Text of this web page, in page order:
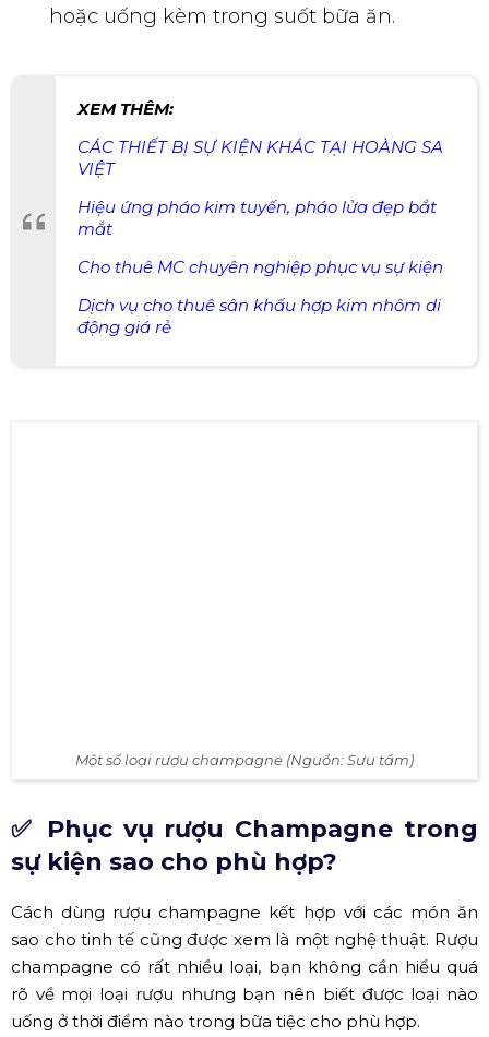
hoặc uống kèm trong suốt bữa ăn.
XEM THÊM:
CÁC THIẾT BỊ SỰ KIỆN KHÁC TẠI HOÀNG SA
VIỆT
Hiệu ứng pháo kim tuyến, pháo lửa đẹp bắt
mắt
Cho thuê MC chuyên nghiệp phục vụ sự kiện
Dịch vụ cho thuê sân khấu hợp kim nhôm di
động giá rẻ
Một số loại rượu champagne (Nguồn: Sưu tầm)
✅ Phục vụ rượu Champagne trong
sự kiện sao cho phù hợp?